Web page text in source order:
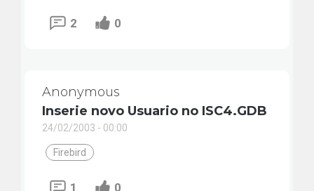
2 0
Anonymous
Inserie novo Usuario no ISC4.GDB
24/02/2003 - 00:00
Firebird
1 0